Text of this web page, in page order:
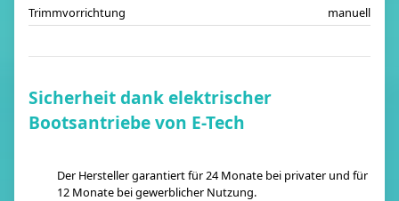
Trimmvorrichtung
manuell
Sicherheit dank elektrischer
Bootsantriebe von E-Tech
Der Hersteller garantiert für 24 Monate bei privater und für
12 Monate bei gewerblicher Nutzung.